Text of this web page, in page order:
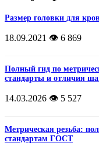
Размер головки для
18.09.2021 👁️ 6 869
Полный гид по
стандарты и отличия
14.03.2026 👁️ 5 527
Метрическая резьба:
стандартам ГОСТ